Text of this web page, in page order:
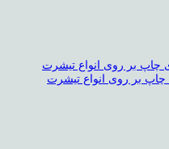
چاپ بر روی انواع تیشرت
بر روی انواع تیشرت